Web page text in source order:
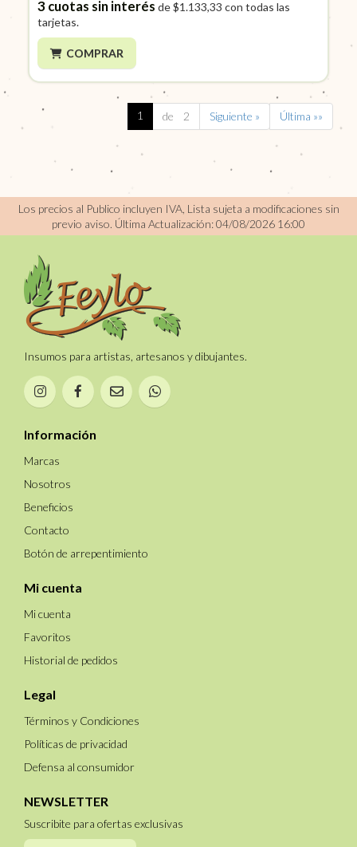
3cuotas sin interés de$1.133,33 con todas las
tarjetas.
COMPRAR
1 de 2 Siguiente » Última »»
Los precios al Publico incluyen IVA, Lista sujeta a modificaciones sin
previo aviso. Última Actualización: 04/08/2026 16:00
Insumos para artistas, artesanos y dibujantes.
Información
Marcas
Nosotros
Beneficios
Contacto
Botón de arrepentimiento
Mi cuenta
Mi cuenta
Favoritos
Historial de pedidos
Legal
Términos y Condiciones
Políticas de privacidad
Defensa al consumidor
NEWSLETTER
Suscribite para ofertas exclusivas